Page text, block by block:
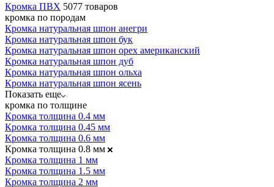
Кромка ПВХ 5077 товаров
кромка по породам
Кромка натуральная шпон анегри
Кромка натуральная шпон бук
Кромка натуральная шпон орех американский
Кромка натуральная шпон дуб
Кромка натуральная шпон ольха
Кромка натуральная шпон ясень
Показать еще
кромка по толщине
Кромка толщина 0.4 мм
Кромка толщина 0.45 мм
Кромка толщина 0.6 мм
Кромка толщина 0.8 мм
Кромка толщина 1 мм
Кромка толщина 1.5 мм
Кромка толщина 2 мм